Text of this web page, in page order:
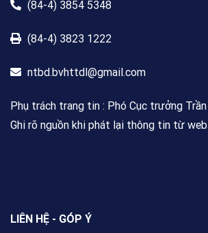
(84-4) 3854 5348
(84-4) 3823 1222
ntbd.bvhttdl@gmail.com
Phụ trách trang tin : Phó Cục trưởng
Ghi rõ nguồn khi phát lại thông tin từ
LIÊN HỆ - GÓP Ý